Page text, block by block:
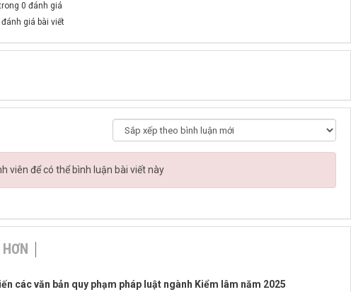
0 đánh giá
giá bài viết
viên để có thể bình luận bài viết này
các văn bản quy phạm pháp luật ngành Kiểm lâm năm 2025